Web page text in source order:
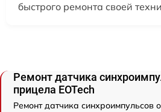
быстрого ремонта своей
Ремонт датчика
прицела EOTech
Ремонт датчика синхроимпульсов